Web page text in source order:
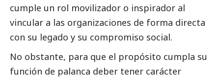
cumple un rol movilizador o inspirador al
vincular a las organizaciones de forma directa
con su legado y su compromiso social.
No obstante, para que el propósito cumpla su
función de palanca deber tener carácter